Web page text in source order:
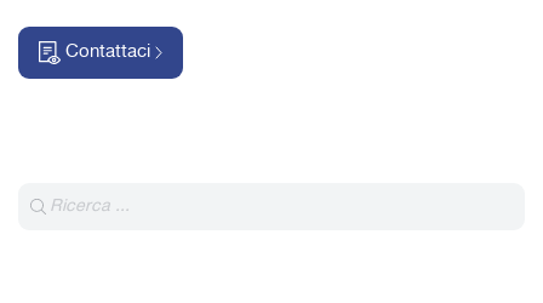
Contattaci